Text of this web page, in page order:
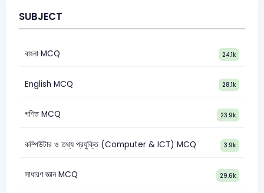
SUBJECT
বাংলা MCQ 24.1k
English MCQ 28.1k
গণিত MCQ 23.9k
কম্পিউটার ও তথ্য প্রযুক্তি (Computer & ICT) MCQ 3.9k
সাধারণ জ্ঞান MCQ 29.6k